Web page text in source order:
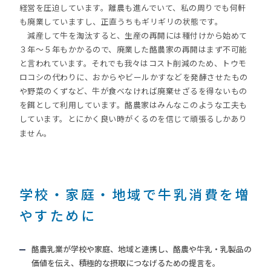
経営を圧迫しています。離農も進んでいて、私の周りでも何軒
も廃業していますし、正直うちもギリギリの状態です。
減産して牛を淘汰すると、生産の再開には種付けから始めて
３年〜５年もかかるので、廃業した酪農家の再開はまず不可能
と言われています。それでも我々はコスト削減のため、トウモ
ロコシの代わりに、おからやビールかすなどを発酵させたもの
や野菜のくずなど、牛が食べなければ廃棄せざるを得ないもの
を餌として利用しています。酪農家はみんなこのような工夫も
しています。とにかく良い時がくるのを信じて頑張るしかあり
ません。
学校・家庭・地域で牛乳消費を増
やすために
酪農乳業が学校や家庭、地域と連携し、酪農や牛乳・乳製品の
価値を伝え、積極的な摂取につなげるための提言を。